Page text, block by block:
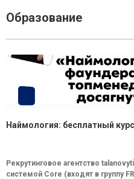
Образование
Наймология: бесплатный
Рекрутинговое агентство
системой Core (входят в группу